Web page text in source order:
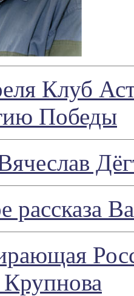
Клуб
Победы
рассказа